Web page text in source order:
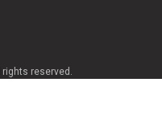
rights reserved.